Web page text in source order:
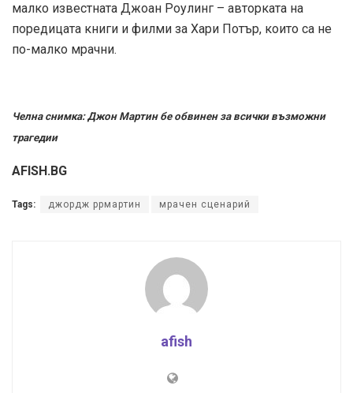
малко известната Джоан Роулинг – авторката на
поредицата книги и филми за Хари Потър, които са не
по-малко мрачни.
Челна снимка: Джон Мартин бе обвинен за всички възможни
трагедии
AFISH.BG
Tags: джордж ррмартин мрачен сценарий
afish